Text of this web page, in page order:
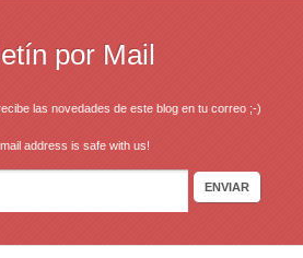
por Mail
las novedades de este blog en tu correo ;-)
address is safe with us!